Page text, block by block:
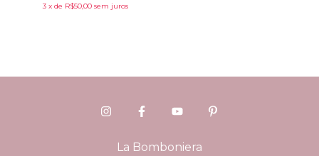
3 x de R$50,00 sem juros
La Bomboniera